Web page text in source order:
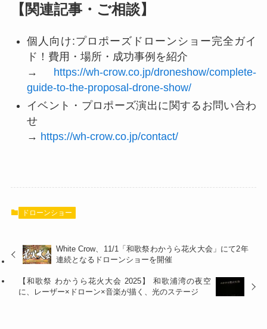
【関連記事・ご相談】
個人向け:プロポーズドローンショー完全ガイ
ド！費用・場所・成功事例を紹介
→ https://wh-crow.co.jp/droneshow/complete-
guide-to-the-proposal-drone-show/
イベント・プロポーズ演出に関するお問い合わ
せ
→ https://wh-crow.co.jp/contact/
ドローンショー
White Crow、11/1「和歌祭わかうら花火大会」にて2年
連続となるドローンショーを開催
【和歌祭 わかうら花火大会 2025】 和歌浦湾の夜空
に、レーザー×ドローン×音楽が描く、光のステージ